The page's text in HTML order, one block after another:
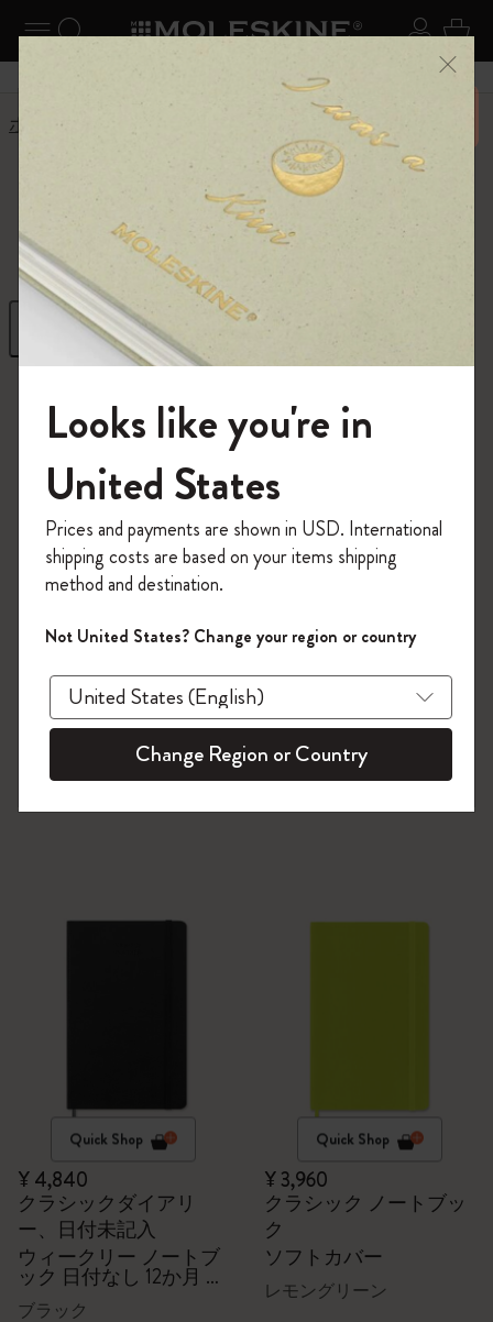
ナビゲーションの切替 ログ
検索 (キーワードなど) カ
6,500円以上のご購入で送料無料 メニ
ーを閉じる
ホーム
Legendary Deals
フィルター 並び替え
Quick Shop
¥ 4,840
クラシックダイアリ
ー、日付未記入
ウィークリー ノートブ
ック 日付なし 12か月 ラ
ージ ハードカバー（ブ
ブラック
Quick Shop
¥ 3,960
クラシック ノートブッ
ク
ソフトカバー
レモングリーン
モレスキンの世界へようこそ
「WELCOME10」を入力すると、初回注
文が10%オフ＋送料無料になります。セ
ール・アウトレット品は適用外。
Moleskineアカウントを作成して限定オフ
ァーや会員特典、さらに多くのインスピ
レーションを手に入れましょう。
今すぐ会員登録 !
Looks like you're in
United States
Prices and payments are shown in USD. International
shipping costs are based on your items shipping
method and destination.
Not United States? Change your region or country
Change Region or Country